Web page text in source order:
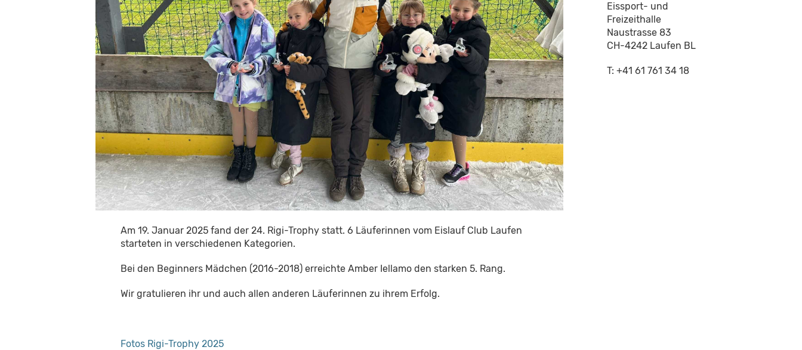
Am 19. Januar 2025 fand der 24. Rigi-Trophy statt. 6 Läuferinnen vom Eislauf Club Laufen
starteten in verschiedenen Kategorien.
Bei den Beginners Mädchen (2016-2018) erreichte Amber Iellamo den starken 5. Rang.
Wir gratulieren ihr und auch allen anderen Läuferinnen zu ihrem Erfolg.
Fotos Rigi-Trophy 2025
Eissport- und
Freizeithalle
Naustrasse 83
CH-4242 Laufen BL
T: +41 61 761 34 18